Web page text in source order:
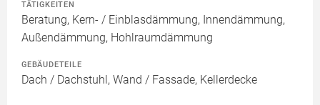
TÄTIGKEITEN
Beratung, Kern- / Einblasdämmung, Innendämmung,
Außendämmung, Hohlraumdämmung
GEBÄUDETEILE
Dach / Dachstuhl, Wand / Fassade, Kellerdecke